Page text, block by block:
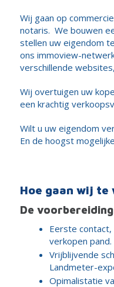
Wij gaan op
notaris. We bouwen
stellen uw eigendom
ons immoview-
verschillende
Wij overtuigen uw
een krachtig
Wilt u uw eigendom
En de hoogst
Hoe gaan wij te
De voorbereiding
Eerste
verkopen pand.
Vrijblijvende
Landmeter-
Opimalistatie